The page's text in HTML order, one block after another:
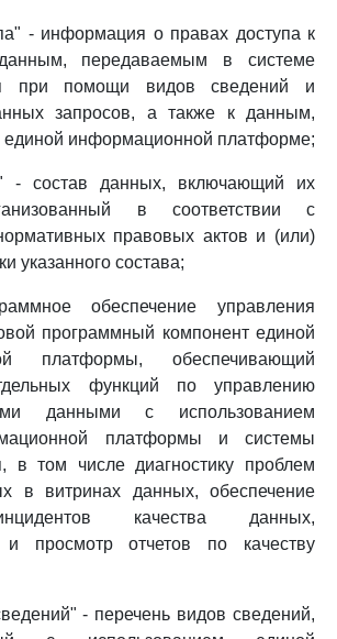
- информация о правах доступа к
передаваемым в системе
при помощи видов сведений и
запросов, а также к данным,
информационной платформе;
- состав данных, включающий их
в соответствии с
правовых актов и (или)
указанного состава;
обеспечение управления
программный компонент единой
платформы, обеспечивающий
функций по управлению
данными с использованием
платформы и системы
в том числе диагностику проблем
в витринах данных, обеспечение
качества данных,
просмотр отчетов по качеству
- перечень видов сведений,